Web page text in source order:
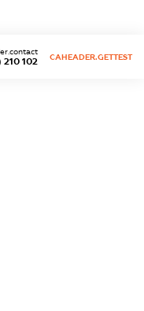
102 CAHEADER.GETTEST